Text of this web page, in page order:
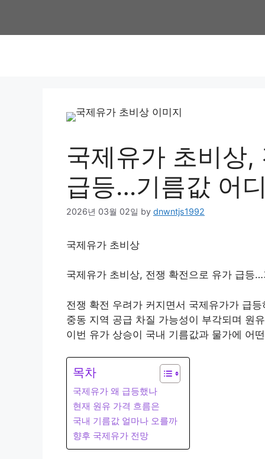
content
국제유가 초비상
급등…기름값 어
2026년 03월 02일 by dnwntjs1992
국제유가 초비상
국제유가 초비상, 전쟁 확전으로 유가 급등
전쟁 확전 우려가 커지면서 국제유가가 급
중동 지역 공급 차질 가능성이 부각되며 원
이번 유가 상승이 국내 기름값과 물가에 어
목차
국제유가 왜 급등했나
현재 원유 가격 흐름은
국내 기름값 얼마나 오를까
향후 국제유가 전망